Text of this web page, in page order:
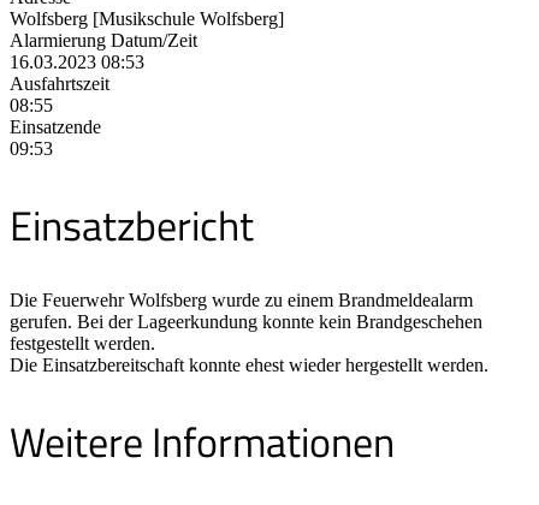
Wolfsberg [Musikschule Wolfsberg]
Alarmierung Datum/Zeit
16.03.2023 08:53
Ausfahrtszeit
08:55
Einsatzende
09:53
Einsatzbericht
Die Feuerwehr Wolfsberg wurde zu einem Brandmeldealarm
gerufen. Bei der Lageerkundung konnte kein Brandgeschehen
festgestellt werden.
Die Einsatzbereitschaft konnte ehest wieder hergestellt werden.
Weitere Informationen